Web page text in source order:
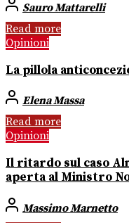
Sauro Mattarelli
Read more
Opinioni
La pillola
Elena Massa
Read more
Opinioni
Il ritardo sul caso
aperta al Ministro
Massimo Marnetto